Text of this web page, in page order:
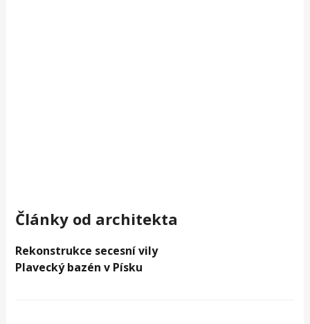
Články od architekta
Rekonstrukce secesní vily
Plavecký bazén v Písku